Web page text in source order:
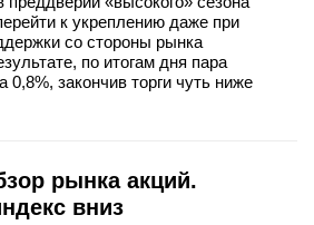
к укреплению даже при
со стороны рынка
по итогам дня пара
закончив торги чуть ниже
рынка акций.
вниз